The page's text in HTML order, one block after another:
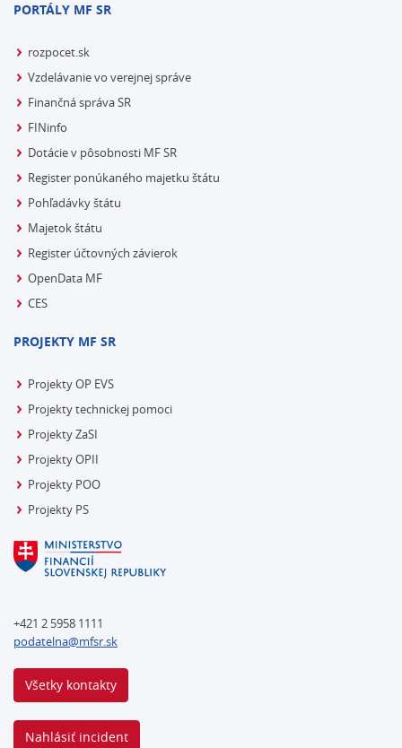
PORTÁLY MF SR
rozpocet.sk
Vzdelávanie vo verejnej správe
Finančná správa SR
FINinfo
Dotácie v pôsobnosti MF SR
Register ponúkaného majetku štátu
Pohľadávky štátu
Majetok štátu
Register účtovných závierok
OpenData MF
CES
PROJEKTY MF SR
Projekty OP EVS
Projekty technickej pomoci
Projekty ZaSI
Projekty OPII
Projekty POO
Projekty PS
+421 2 5958 1111
podatelna@mfsr.sk
Všetky kontakty
Nahlásiť incident